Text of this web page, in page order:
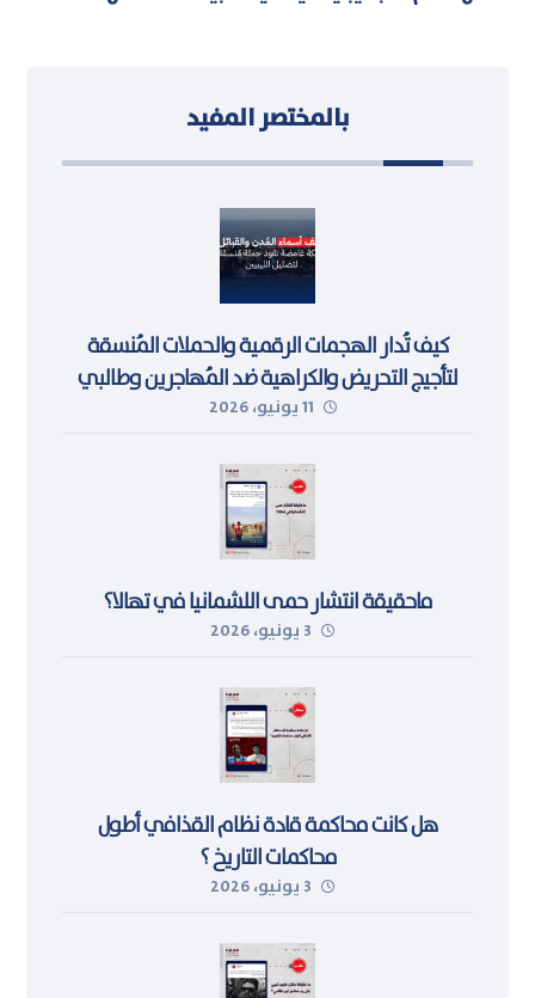
بالمختصر المفيد
كيف تُدار الهجمات الرقمية والحملات المُنسقة
لتأجيج التحريض والكراهية ضد المُهاجرين وطالبي
اللجوء في ليبيا
11 يونيو، 2026
ماحقيقة انتشار حمى اللشمانيا في تهالا؟
3 يونيو، 2026
هل كانت محاكمة قادة نظام القذافي أطول
محاكمات التاريخ ؟
3 يونيو، 2026